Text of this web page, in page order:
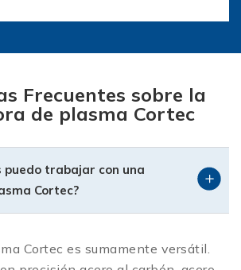
directos en tu flujo de trabajo:
en Diversos Espesores: Desde
hasta placas de calibre
horas de limpieza y
máximo de la energía,
Frecuentes sobre la
de plasma Cortec
puedo trabajar con una
Cortec?
Cortec es sumamente versátil.